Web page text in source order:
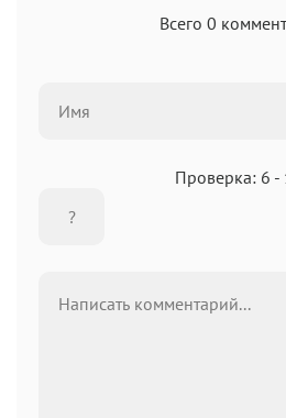
Всего 0
Проверка: 6 -